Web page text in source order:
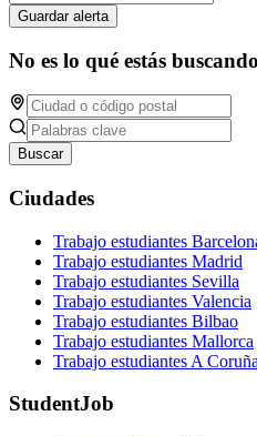
Guardar alerta
No es lo qué estás
Buscar
Ciudades
Trabajo estudiantes
Trabajo estudiantes Madrid
Trabajo estudiantes Sevilla
Trabajo estudiantes Valencia
Trabajo estudiantes Bilbao
Trabajo estudiantes Mallorca
Trabajo estudiantes A Coruña
StudentJob